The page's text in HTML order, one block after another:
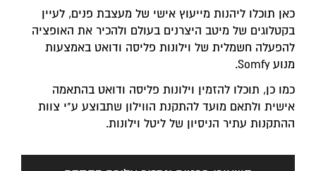
כאן תוכלו ליהנות מייעוץ אישי של מעצבת פנים, לעיין
בקטלוגים של מיטב היצרנים בעולם ולהכיר את האופציה
להפעלה חשמלית של וילונות פליסה ודואט באמצעות
מנוע Somfy.
כמו כן, תוכלו להזמין וילונות פליסה ודואט בהתאמה
אישית ולתאם מועד להתקנת הווילון שתבוצע ע"י צוות
ההתקנות עתיר הניסיון של ליטל וילונות.